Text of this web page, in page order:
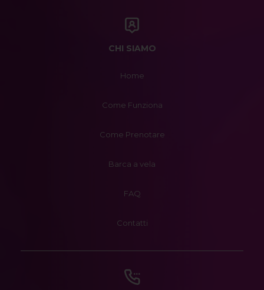
CHI SIAMO
Home
Come Funziona
Come Prenotare
Barca a vela
FAQ
Contatti